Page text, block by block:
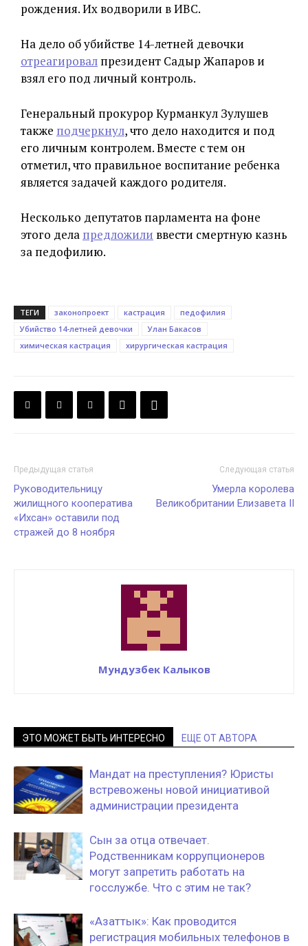
рождения. Их водворили в ИВС.
На дело об убийстве 14-летней девочки
отреагировал президент Садыр Жапаров и
взял его под личный контроль.
Генеральный прокурор Курманкул Зулушев
также подчеркнул, что дело находится и под
его личным контролем. Вместе с тем он
отметил, что правильное воспитание ребенка
является задачей каждого родителя.
Несколько депутатов парламента на фоне
этого дела предложили ввести смертную казнь
за педофилию.
ТЕГИ законопроект кастрация
педофилия
Убийство 14-летней девочки
Улан Бакасов
химическая кастрация
хирургическая кастрация
Предыдущая статья
Руководительницу
жилищного кооператива
«Ихсан» оставили под
стражей до 8 ноября
Следующая статья
Умерла королева
Великобритании Елизавета II
Мундузбек Калыков
ЭТО МОЖЕТ БЫТЬ ИНТЕРЕСНО ЕЩЕ ОТ АВТОРА
Мандат на преступления? Юристы
встревожены новой инициативой
администрации президента
Сын за отца отвечает.
Родственникам коррупционеров
могут запретить работать на
госслужбе. Что с этим не так?
«Азаттык»: Как проводится
регистрация мобильных телефонов в